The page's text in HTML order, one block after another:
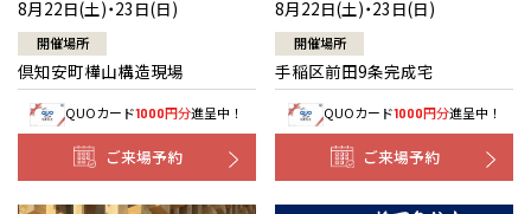
8月22日(土)・23日(日)
開催場所
倶知安町樺山構造現場
QUOカード1000円分進呈中！
ご来場予約
8月22日(土)・23日(日)
開催場所
手稲区前田9条完成宅
QUOカード1000円分進呈中！
ご来場予約
道東
山形
宮城
福島
長野
富山
石川
福井
神奈川
埼玉
千葉
茨城
愛知
岐阜
静岡
三重
近畿
大阪
京都
兵庫
中国・四国
岡山
香川
九州
福岡
道東
釧路
山形県
宮城県
仙台
福島県
長野県
富山県
富山
石川県
福井県
福井
神奈川県
相模
埼玉県
埼玉
愛知県
岐阜県
岐阜
静岡県
近畿
大阪府
大阪
京都府
京都
兵庫県
姫路
中国・四国
岡山県
岡山
九州
福岡県
福岡